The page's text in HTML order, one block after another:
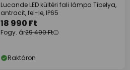
Lucande LED kültéri fali lámpa Tibelya,
antracit, fel-le, IP65
18 990 Ft
Fogy. ár29 490 Ft
Raktáron